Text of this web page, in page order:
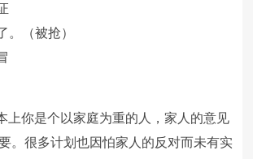
。（被抢）
你是个以家庭为重的人，家人的意见
。很多计划也因怕家人的反对而未有实